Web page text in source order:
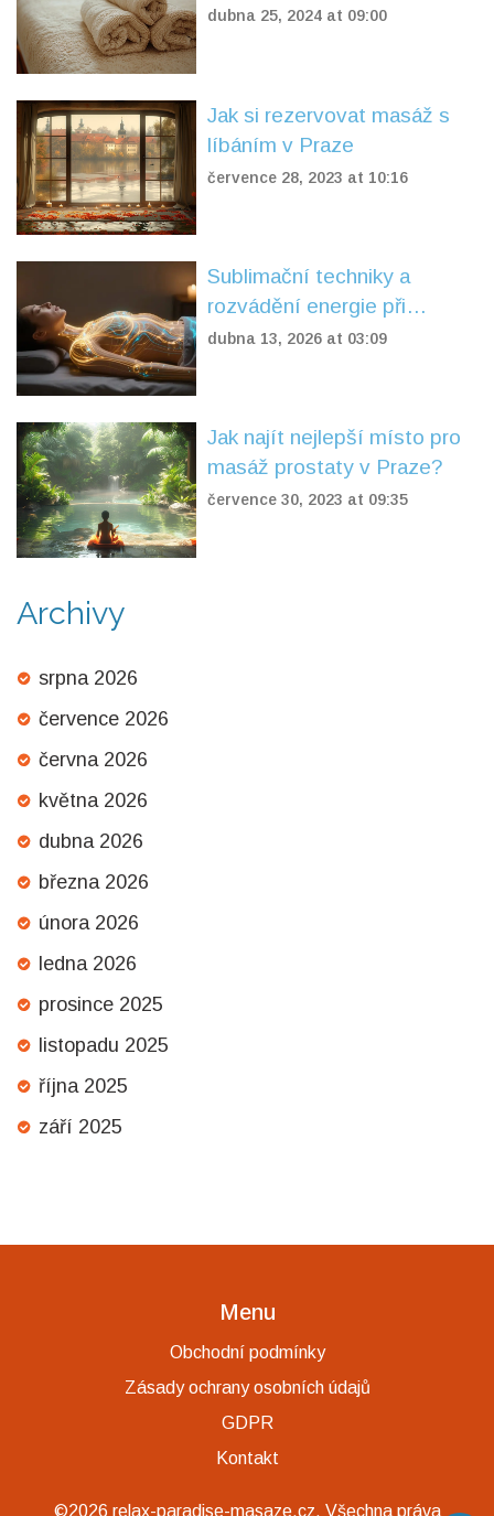
byste měli vědět
dubna 25, 2024 at 09:00
Jak si rezervovat masáž s
líbáním v Praze
července 28, 2023 at 10:16
Sublimační techniky a
rozvádění energie při
masáži: Jak fungují a co
dubna 13, 2026 at 03:09
Jak najít nejlepší místo pro
masáž prostaty v Praze?
července 30, 2023 at 09:35
Archivy
srpna 2026
července 2026
června 2026
května 2026
dubna 2026
března 2026
února 2026
ledna 2026
prosince 2025
listopadu 2025
října 2025
září 2025
Menu
Obchodní podmínky
Zásady ochrany osobních údajů
GDPR
Kontakt
©2026 relax-paradise-masaze.cz. Všechna práva